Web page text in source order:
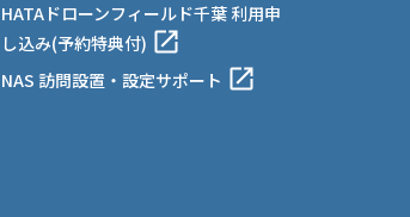
HATAドローンフィールド千葉 利用申
し込み(予約特典付)
NAS 訪問設置・設定サポート